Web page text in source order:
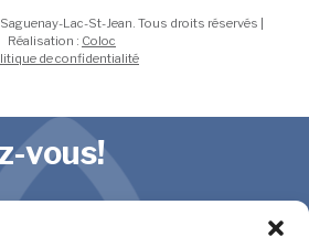
Lac-St-Jean. Tous droits réservés |
Réalisation : Coloc
de confidentialité
vous!